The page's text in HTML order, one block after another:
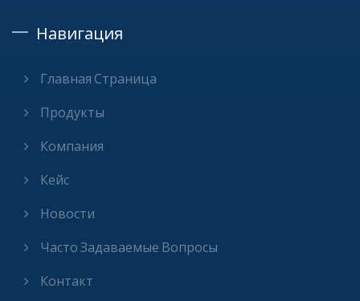
Навигация
Главная Страница
Продукты
Компания
Кейс
Новости
Часто Задаваемые Вопросы
Контакт